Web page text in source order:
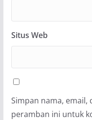
Situs Web
Simpan nama, email,
peramban ini untuk